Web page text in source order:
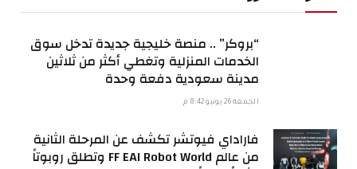
“بروكر” .. منصة خليجية جديدة تدخل سوق
الخدمات المنزلية وتغطي أكثر من ثلاثين
مدينة سعودية دفعة وحدة
الجمعة 26 يونيو 8:42 م
فاراداي فيوتشر تكشف عن المرحلة الثانية
من عالم FF EAI Robot World وتطلق روبوتاً